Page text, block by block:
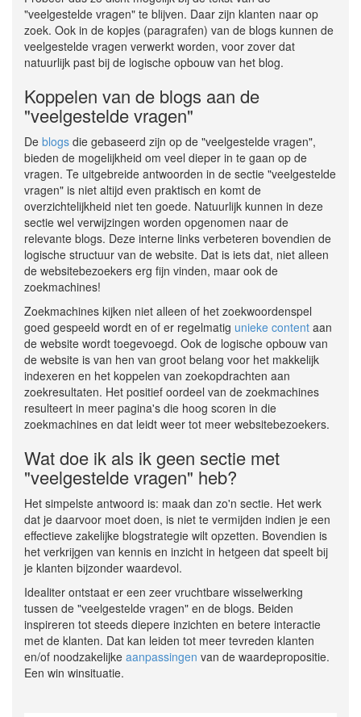
"veelgestelde vragen" te blijven. Daar zijn klanten naar op
zoek. Ook in de kopjes (paragrafen) van de blogs kunnen de
veelgestelde vragen verwerkt worden, voor zover dat
natuurlijk past bij de logische opbouw van het blog.
Koppelen van de blogs aan de
"veelgestelde vragen"
De blogs die gebaseerd zijn op de "veelgestelde vragen",
bieden de mogelijkheid om veel dieper in te gaan op de
vragen. Te uitgebreide antwoorden in de sectie "veelgestelde
vragen" is niet altijd even praktisch en komt de
overzichtelijkheid niet ten goede. Natuurlijk kunnen in deze
sectie wel verwijzingen worden opgenomen naar de
relevante blogs. Deze interne links verbeteren bovendien de
logische structuur van de website. Dat is iets dat, niet alleen
de websitebezoekers erg fijn vinden, maar ook de
zoekmachines!
Zoekmachines kijken niet alleen of het zoekwoordenspel
goed gespeeld wordt en of er regelmatig unieke content aan
de website wordt toegevoegd. Ook de logische opbouw van
de website is van hen van groot belang voor het makkelijk
indexeren en het koppelen van zoekopdrachten aan
zoekresultaten. Het positief oordeel van de zoekmachines
resulteert in meer pagina's die hoog scoren in die
zoekmachines en dat leidt weer tot meer websitebezoekers.
Wat doe ik als ik geen sectie met
"veelgestelde vragen" heb?
Het simpelste antwoord is: maak dan zo'n sectie. Het werk
dat je daarvoor moet doen, is niet te vermijden indien je een
effectieve zakelijke blogstrategie wilt opzetten. Bovendien is
het verkrijgen van kennis en inzicht in hetgeen dat speelt bij
je klanten bijzonder waardevol.
Idealiter ontstaat er een zeer vruchtbare wisselwerking
tussen de "veelgestelde vragen" en de blogs. Beiden
inspireren tot steeds diepere inzichten en betere interactie
met de klanten. Dat kan leiden tot meer tevreden klanten
en/of noodzakelijke aanpassingen van de waardepropositie.
Een win winsituatie.